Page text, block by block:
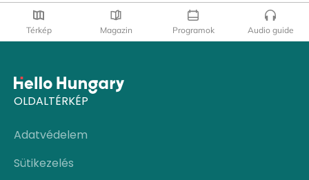
Térkép Magazin Programok Audio guide
OLDALTÉRKÉP
Adatvédelem
Sütikezelés